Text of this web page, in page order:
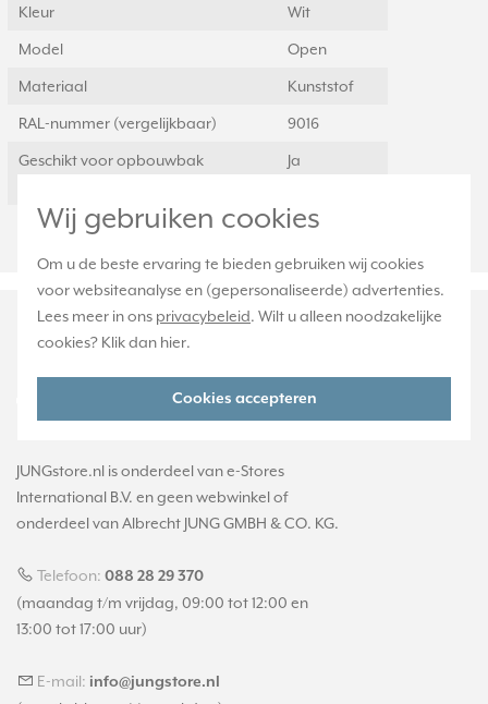
Wij gebruiken cookies
Om u de beste ervaring te bieden gebruiken wij cookies
voor websiteanalyse en (gepersonaliseerde) advertenties.
Lees meer in ons privacybeleid. Wilt u alleen noodzakelijke
cookies? Klik dan hier.
Cookies accepteren
Kleur Wit
Model Open
Materiaal Kunststof
RAL-nummer (vergelijkbaar) 9016
Geschikt voor opbouwbak
Ja
11WW
JUNGstore.nl is onderdeel van e-Stores
International B.V. en geen webwinkel of
onderdeel van Albrecht JUNG GMBH & CO. KG.
Telefoon: 088 28 29 370
(maandag t/m vrijdag, 09:00 tot 12:00 en
13:00 tot 17:00 uur)
E-mail: info@jungstore.nl